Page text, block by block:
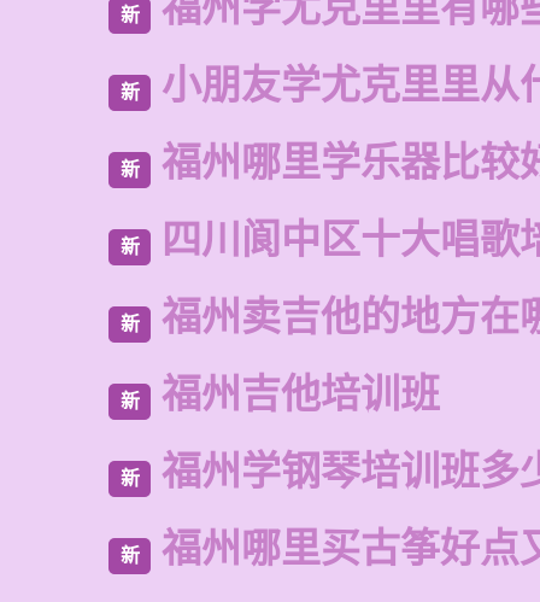
新
新 小朋友学尤克里里从
新 福州哪里学乐器比较
新 四川阆中区十大唱歌
新 福州卖吉他的地方在
新 福州吉他培训班
新 福州学钢琴培训班多
新 福州哪里买古筝好点